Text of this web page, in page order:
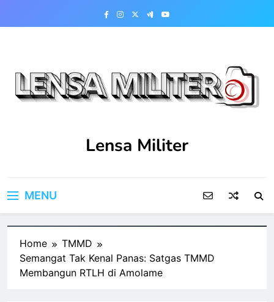
Lensa Militer
MENU
Home
TMMD
Semangat Tak Kenal Panas: Satgas TMMD
Membangun RTLH di Amolame